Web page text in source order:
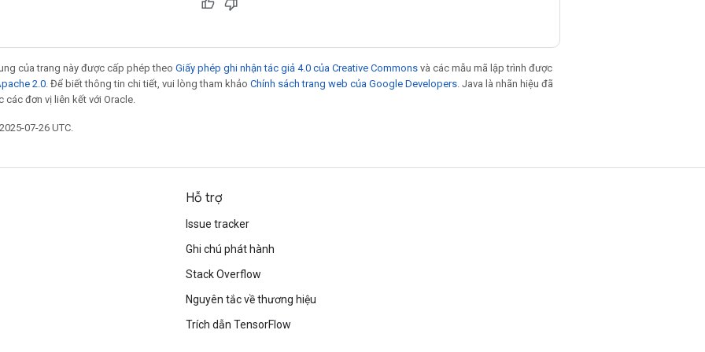
của trang này được cấp phép theo Giấy phép ghi nhận tác giả 4.0 của Creative Commons và các mẫu mã lập trình được
2.0 . Để biết thông tin chi tiết, vui lòng tham khảo Chính sách trang web của Google Developers . Java là nhãn hiệu đã
đơn vị liên kết với Oracle.
07-26 UTC.
Hỗ trợ
Issue tracker
Ghi chú phát hành
Stack Overflow
Nguyên tắc về thương hiệu
Trích dẫn TensorFlow